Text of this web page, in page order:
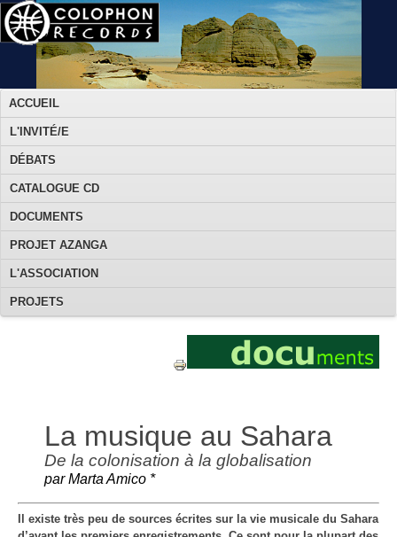
ACCUEIL
L'INVITÉ/E
DÉBATS
CATALOGUE CD
DOCUMENTS
PROJET AZANGA
L'ASSOCIATION
PROJETS
La musique au Sahara
De la colonisation à la globalisation
par Marta Amico *
Il existe très peu de sources écrites sur la vie musicale du Sahara